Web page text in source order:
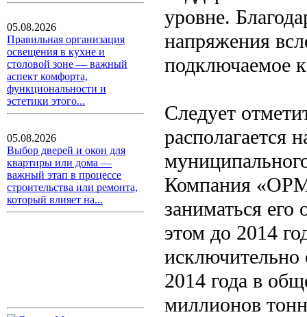
05.08.2026
Правильная организация
освещения в кухне и
столовой зоне — важный
аспект комфорта,
функциональности и
эстетики этого...
05.08.2026
Выбор дверей и окон для
квартиры или дома —
важный этап в процессе
строительства или ремонта,
который влияет на...
уровне.
напряжения
подключаемое
Следует
располагается
Компания
заниматься его
этом до 2014
2014 года в
миллионов